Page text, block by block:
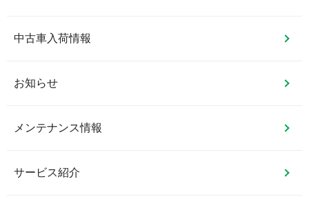
中古車入荷情報
お知らせ
メンテナンス情報
サービス紹介